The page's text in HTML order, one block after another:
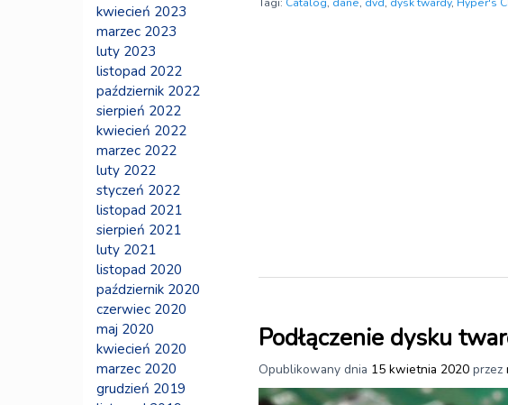
Podłączenie dysku
Opublikowany dnia 15 kwietnia 2020 przez
kwiecień 2023
marzec 2023
luty 2023
listopad 2022
październik 2022
sierpień 2022
kwiecień 2022
marzec 2022
luty 2022
styczeń 2022
listopad 2021
sierpień 2021
luty 2021
listopad 2020
październik 2020
czerwiec 2020
maj 2020
kwiecień 2020
marzec 2020
grudzień 2019